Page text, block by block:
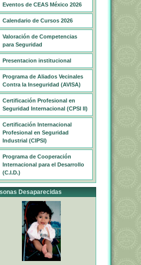
Eventos de CEAS México 2026
Calendario de Cursos 2026
Valoración de Competencias
para Seguridad
Presentacion institucional
Programa de Aliados Vecinales
Contra la Inseguridad (AVISA)
Certificación Profesional en
Seguridad Internacional (CPSI II)
Certificación Internacional
Profesional en Seguridad
Industrial (CIPSI)
Programa de Cooperación
Internacional para el Desarrollo
(C.I.D.)
Desaparecidas